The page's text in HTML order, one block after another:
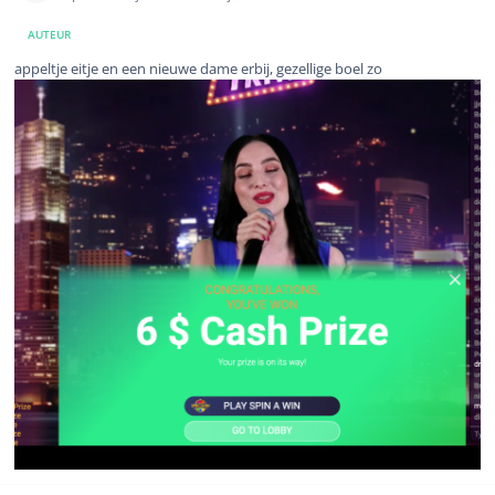
AUTEUR
appeltje eitje en een nieuwe dame erbij, gezellige boel zo